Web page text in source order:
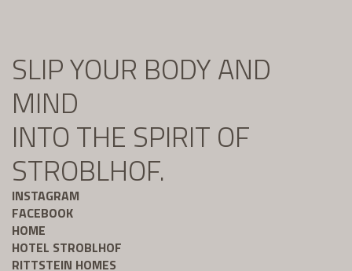
SLIP YOUR BODY AND
MIND
INTO THE SPIRIT OF
STROBLHOF.
INSTAGRAM
FACEBOOK
HOME
HOTEL STROBLHOF
RITTSTEIN HOMES